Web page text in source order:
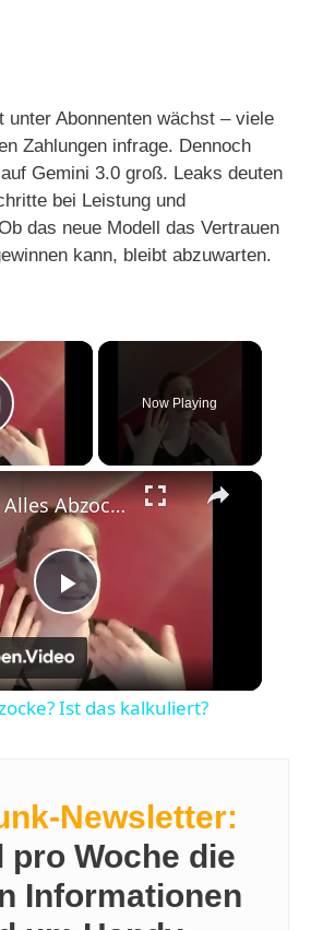
unter Abonnenten wächst – viele
Zahlungen infrage. Dennoch
Gemini 3.0 groß. Leaks deuten
bei Leistung und
das neue Modell das Vertrauen
kann, bleibt abzuwarten.
×
Video
Now Playing
×
P
l
y
V
#Vlog! Alles Abzocke? Ist das kalkuliert?
Ist das kalkuliert?
Newsletter:
pro Woche die
Informationen